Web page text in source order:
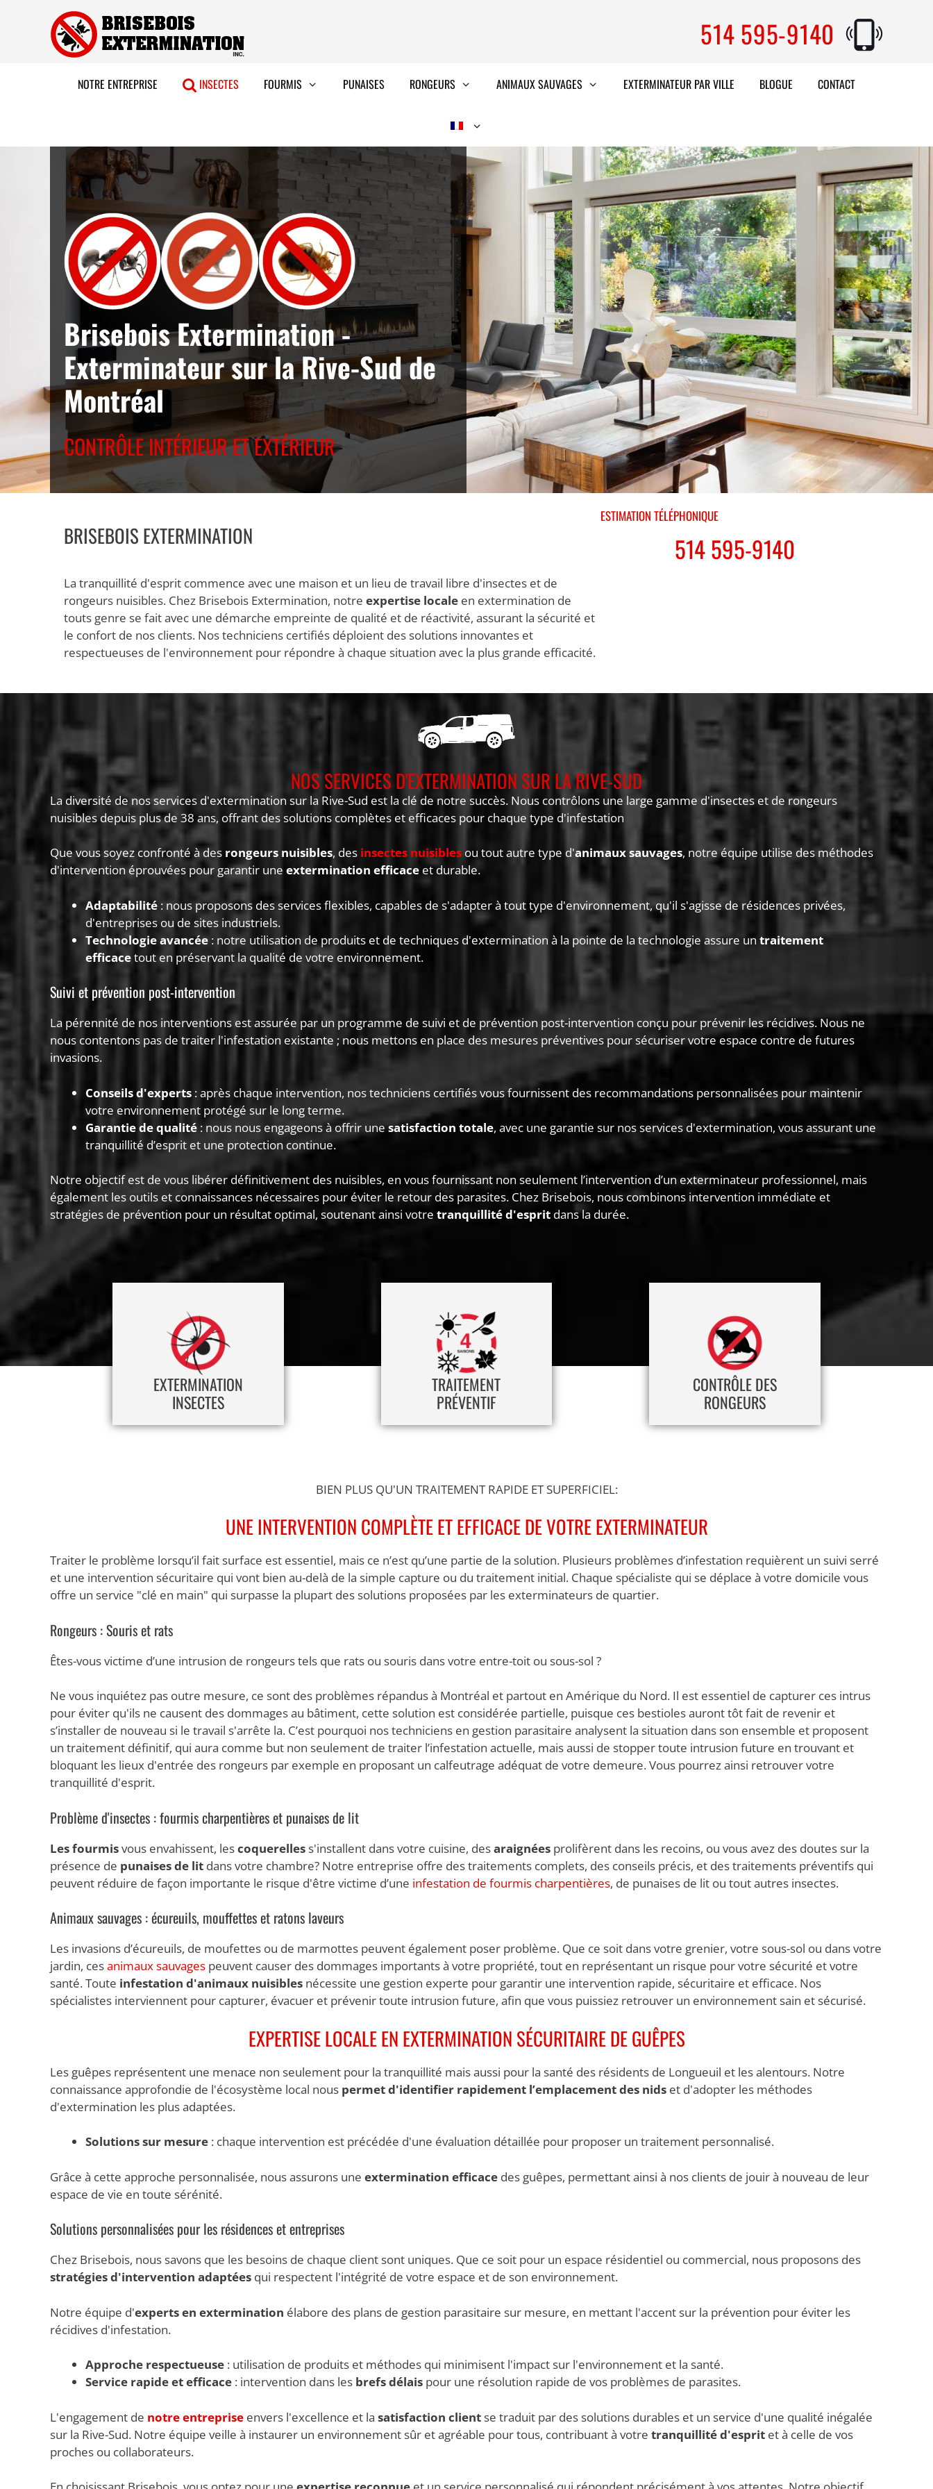
514 595-9140
NOTRE ENTREPRISE INSECTES FOURMIS PUNAISES RONGEURS ANIMAUX SAUVAGES EXTERMINATEUR PAR VILLE BLOGUE CONTACT
Brisebois Extermination -
Exterminateur sur la Rive-Sud de
Montréal
CONTRÔLE INTÉRIEUR ET EXTÉRIEUR
BRISEBOIS EXTERMINATION
La tranquillité d'esprit commence avec une maison et un lieu de travail libre d'insectes et de
rongeurs nuisibles. Chez Brisebois Extermination, notre expertise locale en extermination de
touts genre se fait avec une démarche empreinte de qualité et de réactivité, assurant la sécurité et
le confort de nos clients. Nos techniciens certifiés déploient des solutions innovantes et
respectueuses de l'environnement pour répondre à chaque situation avec la plus grande efficacité.
ESTIMATION TÉLÉPHONIQUE
514 595-9140
NOS SERVICES D'EXTERMINATION SUR LA RIVE-SUD
La diversité de nos services d'extermination sur la Rive-Sud est la clé de notre succès. Nous contrôlons une large gamme d'insectes et de rongeurs
nuisibles depuis plus de 38 ans, offrant des solutions complètes et efficaces pour chaque type d'infestation
Que vous soyez confronté à des rongeurs nuisibles, des insectes nuisibles ou tout autre type d'animaux sauvages, notre équipe utilise des méthodes
d'intervention éprouvées pour garantir une extermination efficace et durable.
Adaptabilité : nous proposons des services flexibles, capables de s'adapter à tout type d'environnement, qu'il s'agisse de résidences privées,
d'entreprises ou de sites industriels.
Technologie avancée : notre utilisation de produits et de techniques d'extermination à la pointe de la technologie assure untraitement
efficacetout en préservant la qualité de votre environnement.
Suivi et prévention post-intervention
La pérennité de nos interventions est assurée par un programme de suivi et de prévention post-intervention conçu pour prévenir les récidives. Nous ne
nous contentons pas de traiter l'infestation existante ; nous mettons en place des mesures préventives pour sécuriser votre espace contre de futures
invasions.
Conseils d'experts : après chaque intervention, nos techniciens certifiés vous fournissent des recommandations personnalisées pour maintenir
votre environnement protégé sur le long terme.
Garantie de qualité : nous nous engageons à offrir unesatisfaction totale, avec une garantie sur nos services d'extermination, vous assurant une
tranquillité d’esprit et une protection continue.
Notre objectif est de vous libérer définitivement des nuisibles, en vous fournissant non seulement l’intervention d’un exterminateur professionnel, mais
également les outils et connaissances nécessaires pour éviter le retour des parasites. Chez Brisebois, nous combinons intervention immédiate et
stratégies de prévention pour un résultat optimal, soutenant ainsi votre tranquillité d'esprit dans la durée.
EXTERMINATION
INSECTES
TRAITEMENT
PRÉVENTIF
CONTRÔLE DES
RONGEURS
BIEN PLUS QU'UN TRAITEMENT RAPIDE ET SUPERFICIEL:
UNE INTERVENTION COMPLÈTE ET EFFICACE DE VOTRE EXTERMINATEUR
Traiter le problème lorsqu’il fait surface est essentiel, mais ce n’est qu’une partie de la solution. Plusieurs problèmes d’infestation requièrent un suivi serré
et une intervention sécuritaire qui vont bien au-delà de la simple capture ou du traitement initial. Chaque spécialiste qui se déplace à votre domicile vous
offre un service "clé en main" qui surpasse la plupart des solutions proposées par les exterminateurs de quartier.
Rongeurs : Souris et rats
Êtes-vous victime d’une intrusion de rongeurs tels que rats ou souris dans votre entre-toit ou sous-sol ?
Ne vous inquiétez pas outre mesure, ce sont des problèmes répandus à Montréal et partout en Amérique du Nord. Il est essentiel de capturer ces intrus
pour éviter qu'ils ne causent des dommages au bâtiment, cette solution est considérée partielle, puisque ces bestioles auront tôt fait de revenir et
s’installer de nouveau si le travail s'arrête la. C’est pourquoi nos techniciens en gestion parasitaire analysent la situation dans son ensemble et proposent
un traitement définitif, qui aura comme but non seulement de traiter l’infestation actuelle, mais aussi de stopper toute intrusion future en trouvant et
bloquant les lieux d'entrée des rongeurs par exemple en proposant un calfeutrage adéquat de votre demeure. Vous pourrez ainsi retrouver votre
tranquillité d'esprit.
Problème d'insectes : fourmis charpentières et punaises de lit
Les fourmisvous envahissent, lescoquerelles s'installent dans votre cuisine, desaraignées prolifèrent dans les recoins, ou vous avez des doutes sur la
présence de punaises de lit dans votre chambre? Notre entreprise offre des traitements complets, des conseils précis, et des traitements préventifs qui
peuvent réduire de façon importante le risque d'être victime d’une infestation de fourmis charpentières, de punaises de lit ou tout autres insectes.
Animaux sauvages : écureuils, mouffettes et ratons laveurs
Les invasions d’écureuils, de moufettes ou de marmottes peuvent également poser problème. Que ce soit dans votre grenier, votre sous-sol ou dans votre
jardin, cesanimaux sauvages peuvent causer des dommages importants à votre propriété, tout en représentant un risque pour votre sécurité et votre
santé. Toute infestation d'animaux nuisibles nécessite une gestion experte pour garantir une intervention rapide, sécuritaire et efficace. Nos
spécialistes interviennent pour capturer, évacuer et prévenir toute intrusion future, afin que vous puissiez retrouver un environnement sain et sécurisé.
EXPERTISE LOCALE EN EXTERMINATION SÉCURITAIRE DE GUÊPES
Les guêpes représentent une menace non seulement pour la tranquillité mais aussi pour la santé des résidents de Longueuil et les alentours. Notre
connaissance approfondie de l'écosystème local nous permet d'identifier rapidement l’emplacement des nids et d'adopter les méthodes
d'extermination les plus adaptées.
Solutions sur mesure : chaque intervention est précédée d'une évaluation détaillée pour proposer un traitement personnalisé.
Grâce à cette approche personnalisée, nous assurons une extermination efficace des guêpes, permettant ainsi à nos clients de jouir à nouveau de leur
espace de vie en toute sérénité.
Solutions personnalisées pour les résidences et entreprises
Chez Brisebois, nous savons que les besoins de chaque client sont uniques. Que ce soit pour un espace résidentiel ou commercial, nous proposons des
stratégies d'intervention adaptées qui respectent l'intégrité de votre espace et de son environnement.
Notre équipe d'experts en extermination élabore des plans de gestion parasitaire sur mesure, en mettant l'accent sur la prévention pour éviter les
récidives d'infestation.
Approche respectueuse : utilisation de produits et méthodes qui minimisent l'impact sur l'environnement et la santé.
Service rapide et efficace : intervention dans les brefs délais pour une résolution rapide de vos problèmes de parasites.
L'engagement de notre entreprise envers l'excellence et la satisfaction client se traduit par des solutions durables et un service d'une qualité inégalée
sur la Rive-Sud. Notre équipe veille à instaurer un environnement sûr et agréable pour tous, contribuant à votre tranquillité d'esprit et à celle de vos
proches ou collaborateurs.